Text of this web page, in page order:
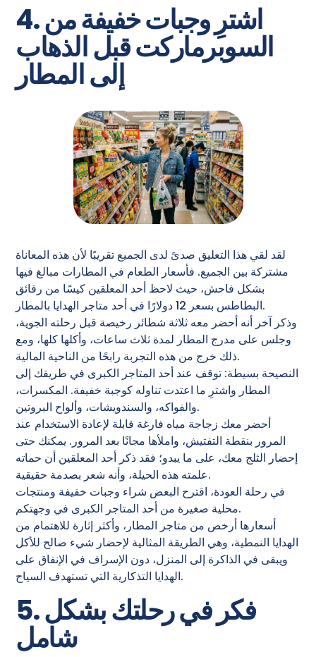
4. اشترِ وجبات خفيفة من
السوبرماركت قبل الذهاب
إلى المطار
لقد لقي هذا التعليق صدىً لدى الجميع تقريبًا لأن هذه المعاناة
مشتركة بين الجميع. فأسعار الطعام في المطارات مبالغ فيها
بشكل فاحش، حيث لاحظ أحد المعلقين كيسًا من رقائق
البطاطس بسعر 12 دولارًا في أحد متاجر الهدايا بالمطار.
وذكر آخر أنه أحضر معه ثلاثة شطائر رخيصة قبل رحلته الجوية،
وجلس على مدرج المطار لمدة ثلاث ساعات، وأكلها كلها، ومع
ذلك خرج من هذه التجربة رابحًا من الناحية المالية.
النصيحة بسيطة: توقف عند أحد المتاجر الكبرى في طريقك إلى
المطار واشترِ ما اعتدت تناوله كوجبة خفيفة. المكسرات،
والفواكه، والسندويشات، وألواح البروتين.
أحضر معك زجاجة مياه فارغة قابلة لإعادة الاستخدام عند
المرور بنقطة التفتيش، واملأها مجانًا بعد المرور. يمكنك حتى
إحضار الثلج معك، على ما يبدو؛ فقد ذكر أحد المعلقين أن حماته
علمته هذه الحيلة، وأنه شعر بصدمة حقيقية.
في رحلة العودة، اقترح البعض شراء وجبات خفيفة ومنتجات
محلية صغيرة من أحد المتاجر الكبرى في وجهتكم.
أسعارها أرخص من متاجر المطار، وأكثر إثارة للاهتمام من
الهدايا النمطية، وهي الطريقة المثالية لإحضار شيء صالح للأكل
ويبقى في الذاكرة إلى المنزل، دون الإسراف في الإنفاق على
الهدايا التذكارية التي تستهدف السياح.
5. فكر في رحلتك بشكل
شامل